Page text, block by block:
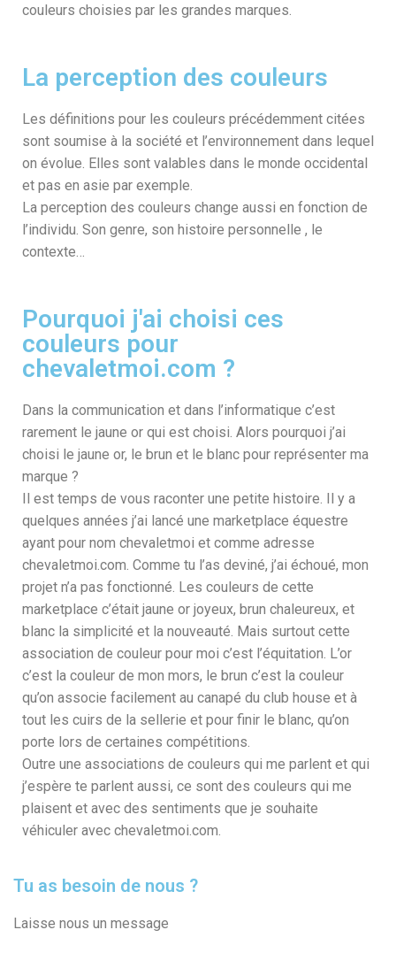
couleurs choisies par les grandes marques.
La perception des couleurs
Les définitions pour les couleurs précédemment citées
sont soumise à la société et l’environnement dans lequel
on évolue. Elles sont valables dans le monde occidental
et pas en asie par exemple.
La perception des couleurs change aussi en fonction de
l’individu. Son genre, son histoire personnelle , le
contexte…
Pourquoi j'ai choisi ces
couleurs pour
chevaletmoi.com ?
Dans la communication et dans l’informatique c’est
rarement le jaune or qui est choisi. Alors pourquoi j’ai
choisi le jaune or, le brun et le blanc pour représenter ma
marque ?
Il est temps de vous raconter une petite histoire. Il y a
quelques années j’ai lancé une marketplace équestre
ayant pour nom chevaletmoi et comme adresse
chevaletmoi.com. Comme tu l’as deviné, j’ai échoué, mon
projet n’a pas fonctionné. Les couleurs de cette
marketplace c’était jaune or joyeux, brun chaleureux, et
blanc la simplicité et la nouveauté. Mais surtout cette
association de couleur pour moi c’est l’équitation. L’or
c’est la couleur de mon mors, le brun c’est la couleur
qu’on associe facilement au canapé du club house et à
tout les cuirs de la sellerie et pour finir le blanc, qu’on
porte lors de certaines compétitions.
Outre une associations de couleurs qui me parlent et qui
j’espère te parlent aussi, ce sont des couleurs qui me
plaisent et avec des sentiments que je souhaite
véhiculer avec chevaletmoi.com.
Tu as besoin de nous ?
Laisse nous un message